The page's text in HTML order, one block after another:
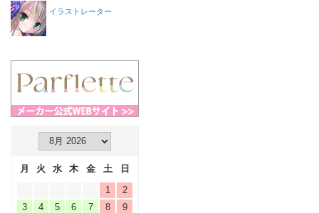
イラストレーター
月 火 水 木 金 土
日
1
2
3
4 5 6 7 8
9